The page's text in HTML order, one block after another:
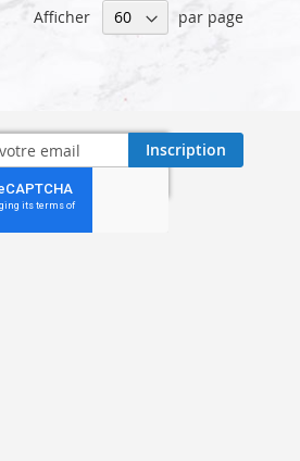
Afficher par page
Inscription